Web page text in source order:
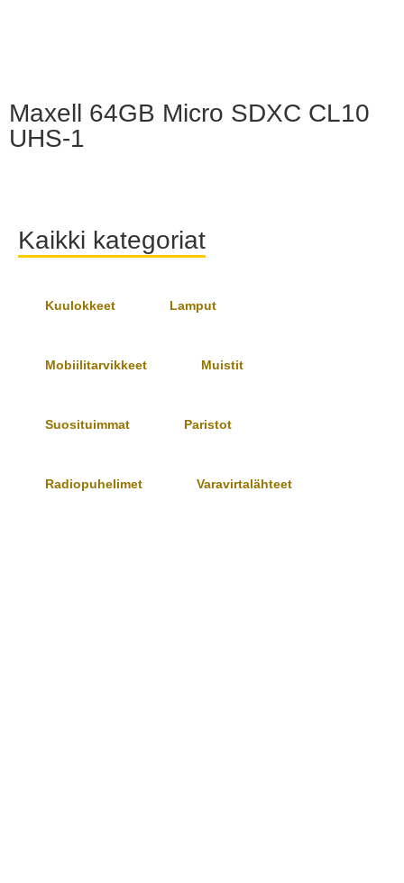
Maxell 64GB Micro SDXC CL10
UHS-1
Kaikki kategoriat
Kuulokkeet Lamput
Mobiilitarvikkeet Muistit
Suosituimmat Paristot
Radiopuhelimet Varavirtalähteet